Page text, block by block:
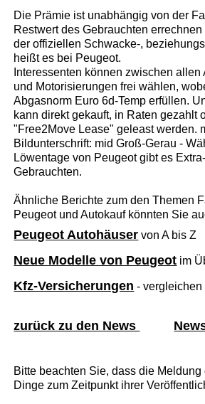
Die Prämie ist unabhängig von der
Restwert des Gebrauchten
der offiziellen Schwacke-,
heißt es bei Peugeot.
Interessenten können zwischen
und Motorisierungen frei wählen,
Abgasnorm Euro 6d-Temp erfüllen.
kann direkt gekauft, in Raten gezahlt
"Free2Move Lease" geleast werden.
Bildunterschrift: mid Groß-Gerau -
Löwentage von Peugeot gibt es
Gebrauchten.
Ähnliche Berichte zum den Themen
Peugeot und Autokauf könnten Sie
Peugeot Autohäuser von A bis Z
Neue Modelle von Peugeot im
Kfz-Versicherungen - vergleichen
zurück zu den News
Bitte beachten Sie, dass die Meldung
Dinge zum Zeitpunkt ihrer